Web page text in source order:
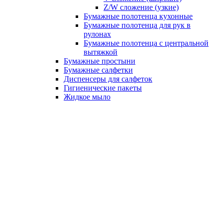
Z/W сложение (узкие)
Бумажные полотенца кухонные
Бумажные полотенца для рук в
рулонах
Бумажные полотенца с центральной
вытяжкой
Бумажные простыни
Бумажные салфетки
Диспенсеры для салфеток
Гигиенические пакеты
Жидкое мыло